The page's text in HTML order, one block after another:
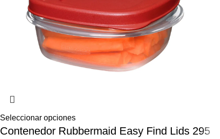
Seleccionar opciones
Contenedor Rubbermaid Easy Find Lids 295